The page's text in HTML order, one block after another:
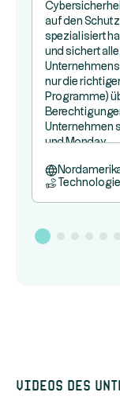
auf den
spezialisiert
und sichert
nur die
Programme)
Unternehmen
und Monday.
Videos des